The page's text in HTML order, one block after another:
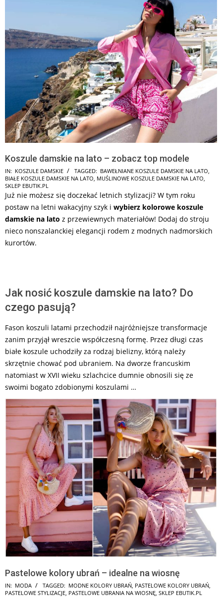
Koszule damskie na lato – zobacz top modele
2026-
06-
25
IN: KOSZULE DAMSKIE TAGGED: BAWEŁNIANE KOSZULE DAMSKIE NA LATO,
BIAŁE KOSZULE DAMSKIE NA LATO, MUŚLINOWE KOSZULE DAMSKIE NA LATO,
SKLEP EBUTIK.PL
Już nie możesz się doczekać letnich stylizacji? W tym roku
postaw na letni wakacyjny szyk i wybierz kolorowe koszule
damskie na lato z przewiewnych materiałów! Dodaj do stroju
nieco nonszalanckiej elegancji rodem z modnych nadmorskich
kurortów.
Jak nosić koszule damskie na lato? Do
czego pasują?
Fason koszuli latami przechodził najróżniejsze transformacje
zanim przyjął wreszcie współczesną formę. Przez długi czas
białe koszule uchodziły za rodzaj bielizny, którą należy
skrzętnie chować pod ubraniem. Na dworze francuskim
natomiast w XVII wieku szlachcice dumnie obnosili się ze
swoimi bogato zdobionymi koszulami …
Pastelowe kolory ubrań – idealne na wiosnę
2026-
IN: MODA TAGGED: MODNE KOLORY UBRAŃ, PASTELOWE KOLORY UBRAŃ,
PASTELOWE STYLIZACJE, PASTELOWE UBRANIA NA WIOSNĘ, SKLEP EBUTIK.PL